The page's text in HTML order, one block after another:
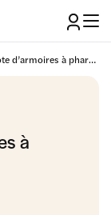
Wellpharma se dote d’armoires à pharmacie solidaires
à